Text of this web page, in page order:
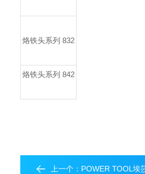
烙铁头系列 832
烙铁头系列 842
上一个： POWER TOOL埃